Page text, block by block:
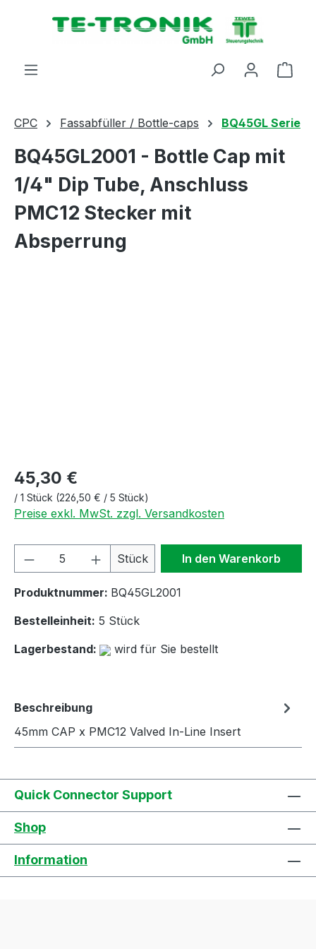
springen
CPC Fassabfüller / Bottle-caps BQ45GL Serie
BQ45GL2001 - Bottle Cap mit
1/4" Dip Tube, Anschluss
PMC12 Stecker mit
Absperrung
45,30 €
/ 1 Stück (226,50 € / 5 Stück)
Preise exkl. MwSt. zzgl. Versandkosten
Produkt Anzahl: Gib den
Stück In den Warenkorb
Produktnummer: BQ45GL2001
Bestelleinheit: 5 Stück
Lagerbestand:
wird für Sie bestellt
Beschreibung
45mm CAP x PMC12 Valved In-Line Insert
Quick Connector Support
Shop
Information